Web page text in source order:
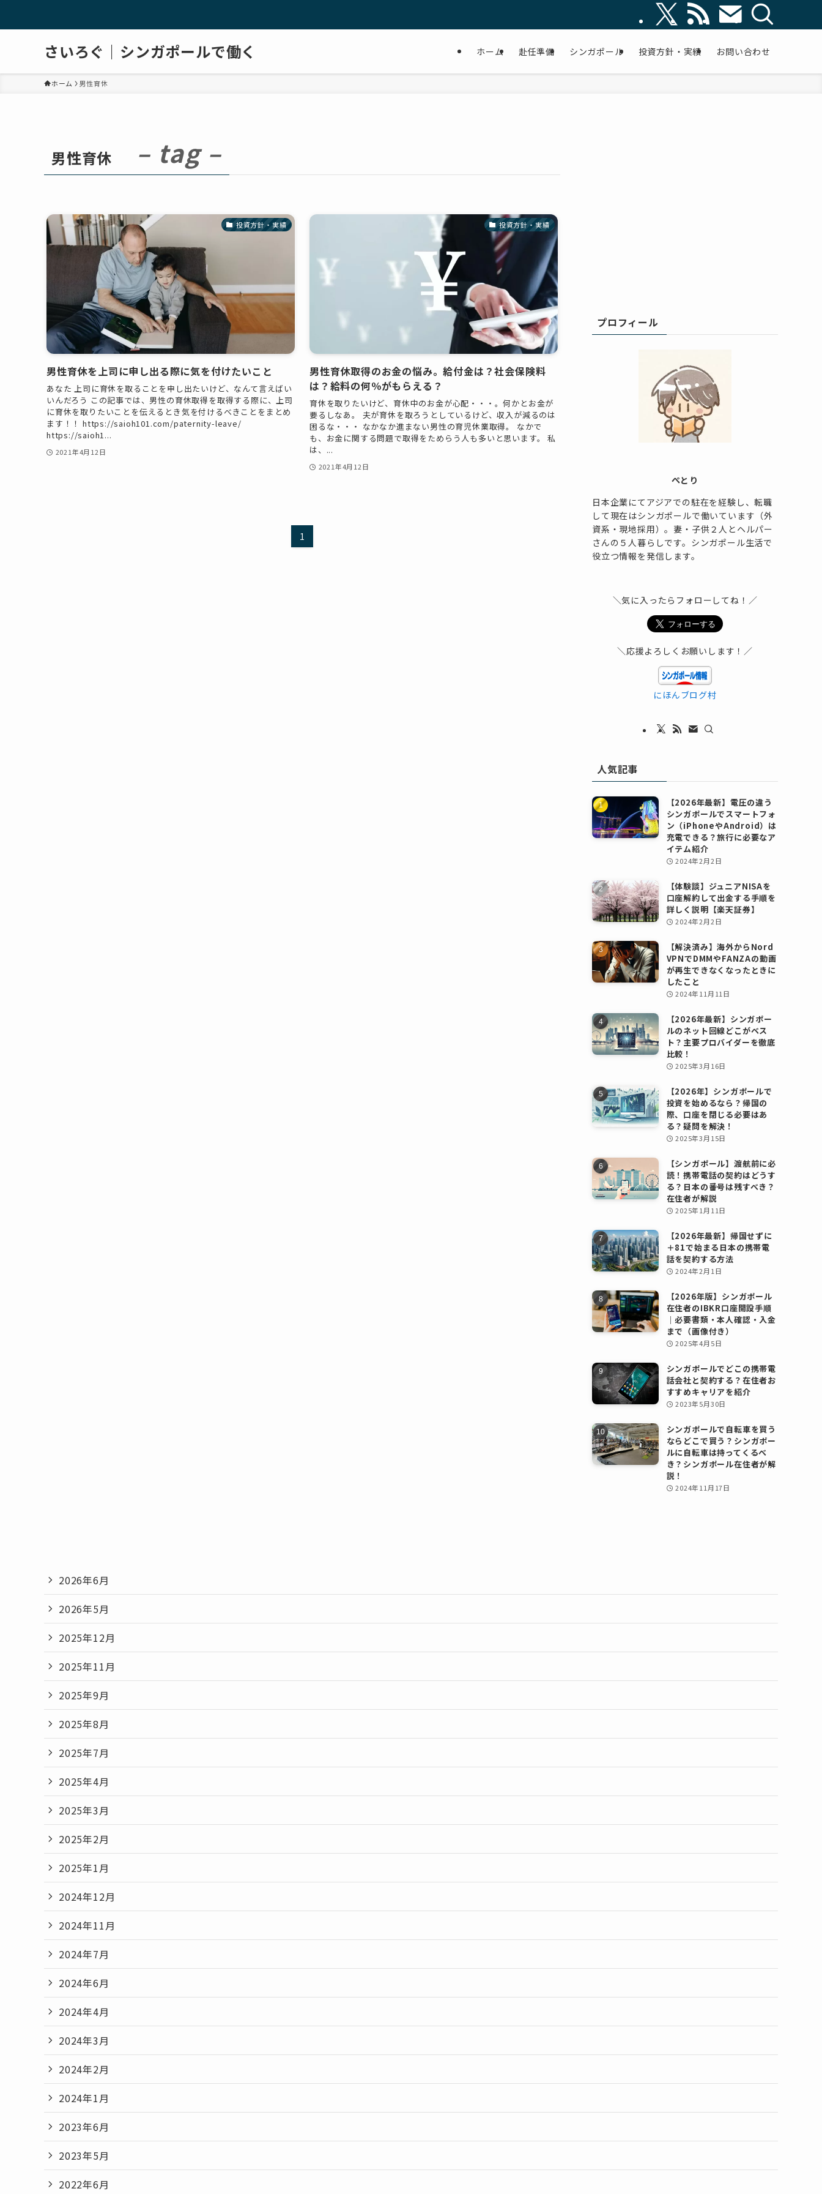
さいろぐ｜シンガポールで働く ホーム 赴任準備 シンガポール 投資方針・実績 お問い合わせ
ホーム 男性育休
男性育休 – tag –
投資方針・実績
男性育休を上司に申し出る際に気を付けたいこと
あなた 上司に育休を取ることを申し出たいけど、なんて言えばい
いんだろう この記事では、男性の育休取得を取得する際に、上司
に育休を取りたいことを伝えるとき気を付けるべきことをまとめ
ます！！ https://saioh101.com/paternity-leave/
https://saioh1...
2021年4月12日
投資方針・実績
男性育休取得のお金の悩み。給付金は？社会保険料
は？給料の何％がもらえる？
育休を取りたいけど、育休中のお金が心配・・・。何かとお金が
要るしなあ。 夫が育休を取ろうとしているけど、収入が減るのは
困るな・・・ なかなか進まない男性の育児休業取得。 なかで
も、お金に関する問題で取得をためらう人も多いと思います。 私
は、...
2021年4月12日
1
プロフィール
ぺとり
日本企業にてアジアでの駐在を経験し、転職
して現在はシンガポールで働いています（外
資系・現地採用）。妻・子供２人とヘルパー
さんの５人暮らしです。シンガポール生活で
役立つ情報を発信します。
＼気に入ったらフォローしてね！／
＼応援よろしくお願いします！／
にほんブログ村
人気記事
【2026年最新】電圧の違う
シンガポールでスマートフォ
ン（iPhoneやAndroid）は
充電できる？旅行に必要なア
イテム紹介
2024年2月2日
【体験談】ジュニアNISAを
口座解約して出金する手順を
詳しく説明【楽天証券】
2024年2月2日
【解決済み】海外からNord
VPNでDMMやFANZAの動画
が再生できなくなったときに
したこと
2024年11月11日
【2026年最新】シンガポー
ルのネット回線どこがベス
ト？主要プロバイダーを徹底
比較！
2025年3月16日
【2026年】シンガポールで
投資を始めるなら？帰国の
際、口座を閉じる必要はあ
る？疑問を解決！
2025年3月15日
【シンガポール】渡航前に必
読！携帯電話の契約はどうす
る？日本の番号は残すべき？
在住者が解説
2025年1月11日
【2026年最新】帰国せずに
＋81で始まる日本の携帯電
話を契約する方法
2024年2月1日
【2026年版】シンガポール
在住者のIBKR口座開設手順
｜必要書類・本人確認・入金
まで（画像付き）
2025年4月5日
シンガポールでどこの携帯電
話会社と契約する？在住者お
すすめキャリアを紹介
2023年5月30日
シンガポールで自転車を買う
ならどこで買う？シンガポー
ルに自転車は持ってくるべ
き？シンガポール在住者が解
説！
2024年11月17日
2026年6月
2026年5月
2025年12月
2025年11月
2025年9月
2025年8月
2025年7月
2025年4月
2025年3月
2025年2月
2025年1月
2024年12月
2024年11月
2024年7月
2024年6月
2024年4月
2024年3月
2024年2月
2024年1月
2023年6月
2023年5月
2022年6月